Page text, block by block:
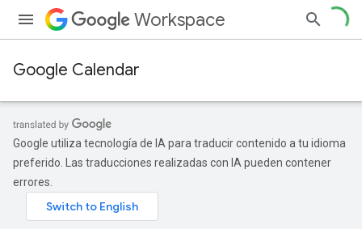
Workspace
Google Calendar
Google utiliza tecnología de IA para traducir contenido a tu idioma
preferido. Las traducciones realizadas con IA pueden contener
errores.